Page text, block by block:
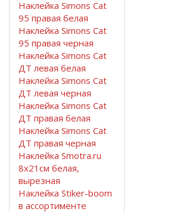
Наклейка Simons Cat
95 правая белая
Наклейка Simons Cat
95 правая черная
Наклейка Simons Cat
ДТ левая белая
Наклейка Simons Cat
ДТ левая черная
Наклейка Simons Cat
ДТ правая белая
Наклейка Simons Cat
ДТ правая черная
Наклейка Smotra.ru
8х21см белая,
вырезная
Наклейка Stiker-boom
в ассортименте